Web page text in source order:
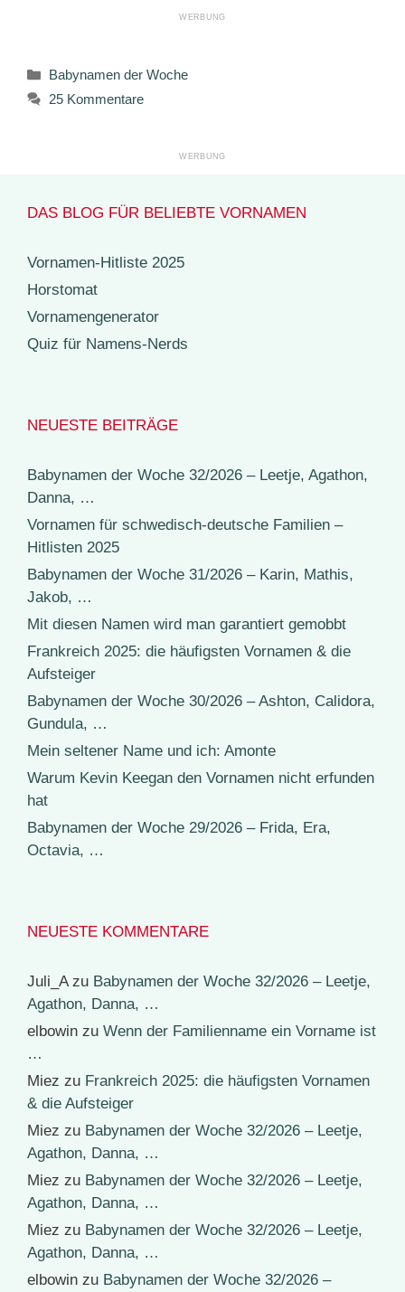
Kategorien
Babynamen der Woche
25 Kommentare
DAS BLOG FÜR BELIEBTE VORNAMEN
Vornamen-Hitliste 2025
Horstomat
Vornamengenerator
Quiz für Namens-Nerds
NEUESTE BEITRÄGE
Babynamen der Woche 32/2026 – Leetje, Agathon,
Danna, …
Vornamen für schwedisch-deutsche Familien –
Hitlisten 2025
Babynamen der Woche 31/2026 – Karin, Mathis,
Jakob, …
Mit diesen Namen wird man garantiert gemobbt
Frankreich 2025: die häufigsten Vornamen & die
Aufsteiger
Babynamen der Woche 30/2026 – Ashton, Calidora,
Gundula, …
Mein seltener Name und ich: Amonte
Warum Kevin Keegan den Vornamen nicht erfunden
hat
Babynamen der Woche 29/2026 – Frida, Era,
Octavia, …
NEUESTE KOMMENTARE
Juli_Azu Babynamen der Woche 32/2026 – Leetje,
Agathon, Danna, …
elbowin zu Wenn der Familienname ein Vorname ist
…
Miez zu Frankreich 2025: die häufigsten Vornamen
& die Aufsteiger
Miez zu Babynamen der Woche 32/2026 – Leetje,
Agathon, Danna, …
Miez zu Babynamen der Woche 32/2026 – Leetje,
Agathon, Danna, …
Miez zu Babynamen der Woche 32/2026 – Leetje,
Agathon, Danna, …
elbowin zu Babynamen der Woche 32/2026 –